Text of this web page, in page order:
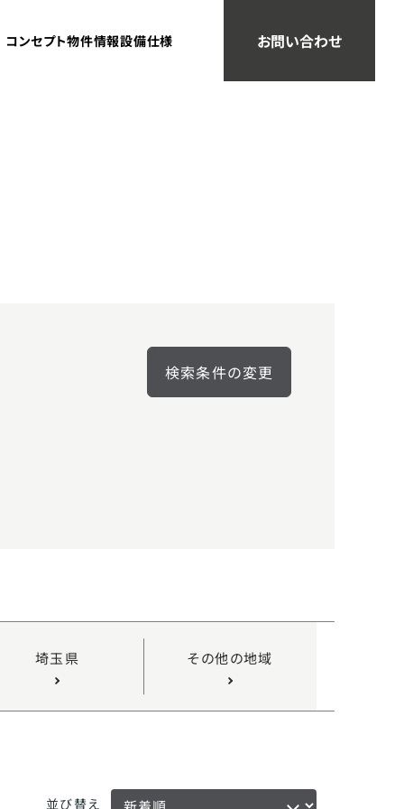
コンセプト物件情報設備仕様 お問い合わせ
検索条件の変更
埼玉県 その他の地域
並び替え